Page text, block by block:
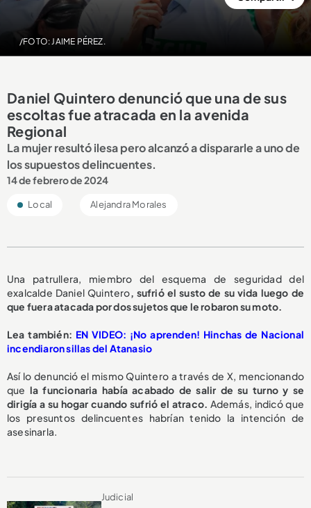
/FOTO: JAIME PÉREZ.
Daniel Quintero denunció que una de sus
escoltas fue atracada en la avenida
Regional
La mujer resultó ilesa pero alcanzó a dispararle a uno de
los supuestos delincuentes.
14 de febrero de 2024
Local Alejandra Morales
Una patrullera, miembro del esquema de seguridad del
exalcalde Daniel Quintero, sufrió el susto de su vida luego de
que fuera atacada por dos sujetos que le robaron su moto.
Lea también: EN VIDEO: ¡No aprenden! Hinchas de Nacional
incendiaron sillas del Atanasio
Así lo denunció el mismo Quintero a través de X, mencionando
que la funcionaria había acabado de salir de su turno y se
dirigía a su hogar cuando sufrió el atraco. Además, indicó que
los presuntos delincuentes habrían tenido la intención de
asesinarla.
Judicial